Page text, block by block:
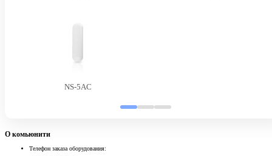
NS-5AC
О комьюнити
Телефон заказа оборудования: